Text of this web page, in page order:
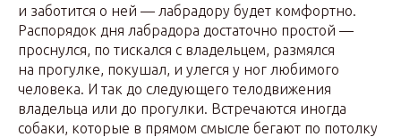
и заботится о ней — лабрадору будет комфортно.
Распорядок дня лабрадора достаточно простой —
проснулся, по тискался с владельцем, размялся
на прогулке, покушал, и улегся у ног любимого
человека. И так до следующего телодвижения
владельца или до прогулки. Встречаются иногда
собаки, которые в прямом смысле бегают по потолку